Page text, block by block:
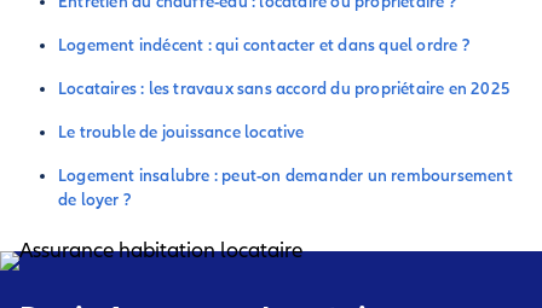
Logement indécent : qui contacter et dans quel ordre ?
Locataires : les travaux sans accord du propriétaire en 2025
Le trouble de jouissance locative
Logement insalubre : peut-on demander un remboursement
de loyer ?